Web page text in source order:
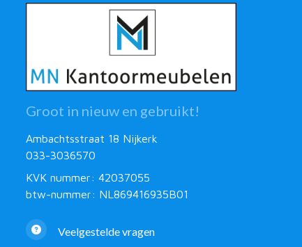
Groot in nieuw en gebruikt!
Ambachtsstraat 18 Nijkerk
033-3036570
KVK nummer: 42037055
btw-nummer: NL869416935B01
Veelgestelde vragen